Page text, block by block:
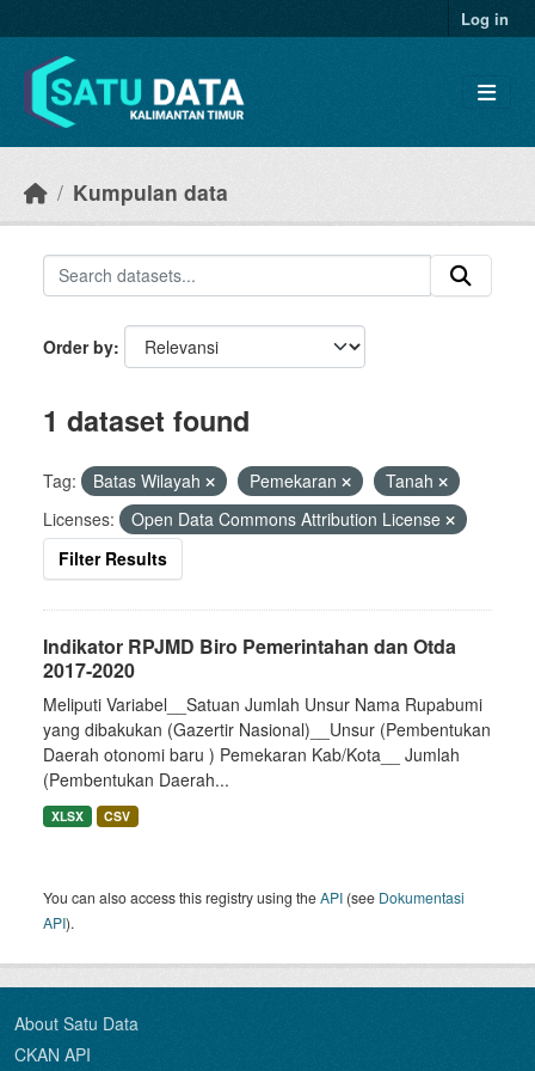
Log in
Kumpulan data
Order by
1 dataset found
Tag: Batas Wilayah Pemekaran
Tanah
Licenses:
Open Data Commons Attribution License
Filter Results
Indikator RPJMD Biro Pemerintahan dan Otda
2017-2020
Meliputi Variabel__Satuan Jumlah Unsur Nama Rupabumi
yang dibakukan (Gazertir Nasional)__Unsur (Pembentukan
Daerah otonomi baru ) Pemekaran Kab/Kota__ Jumlah
(Pembentukan Daerah...
XLSX CSV
You can also access this registry using theAPI (see Dokumentasi
API).
About Satu Data
CKAN API